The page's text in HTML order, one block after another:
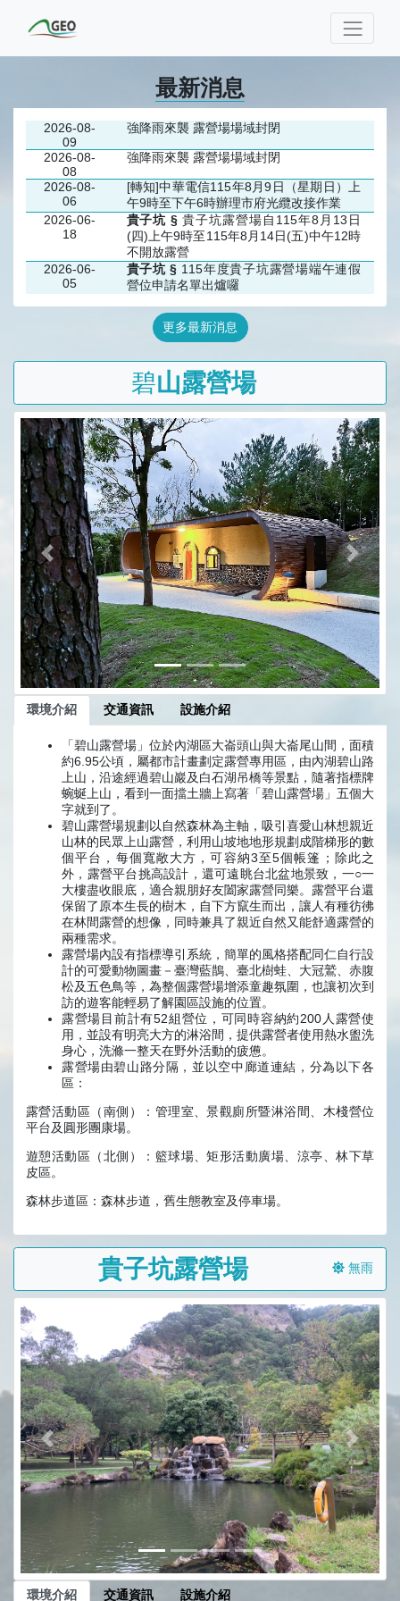
最新消息
2026-08-
09
強降雨來襲 露營場場域封閉
2026-08-
08
強降雨來襲 露營場場域封閉
2026-08-
06
[轉知]中華電信115年8月9日（星期日）上
午9時至下午6時辦理市府光纜改接作業
2026-06-
18
貴子坑 §貴子坑露營場自115年8月13日
(四)上午9時至115年8月14日(五)中午12時
不開放露營
2026-06-
05
貴子坑 § 115年度貴子坑露營場端午連假
營位申請名單出爐囉
更多最新消息
碧山露營場
前一張 下一張
環境介紹 交通資訊 設施介紹
「碧山露營場」位於內湖區大崙頭山與大崙尾山間，面積
約6.95公頃，屬都市計畫劃定露營專用區，由內湖碧山路
上山，沿途經過碧山巖及白石湖吊橋等景點，隨著指標牌
蜿蜒上山，看到一面擋土牆上寫著「碧山露營場」五個大
字就到了。
碧山露營場規劃以自然森林為主軸，吸引喜愛山林想親近
山林的民眾上山露營，利用山坡地地形規劃成階梯形的數
個平台，每個寬敞大方，可容納3至5個帳篷；除此之
外，露營平台挑高設計，還可遠眺台北盆地景致，一○一
大樓盡收眼底，適合親朋好友闔家露營同樂。露營平台還
保留了原本生長的樹木，自下方竄生而出，讓人有種彷彿
在林間露營的想像，同時兼具了親近自然又能舒適露營的
兩種需求。
露營場內設有指標導引系統，簡單的風格搭配同仁自行設
計的可愛動物圖畫－臺灣藍鵲、臺北樹蛙、大冠鷲、赤腹
松及五色鳥等，為整個露營場增添童趣氛圍，也讓初次到
訪的遊客能輕易了解園區設施的位置。
露營場目前計有52組營位，可同時容納約200人露營使
用，並設有明亮大方的淋浴間，提供露營者使用熱水盥洗
身心，洗滌一整天在野外活動的疲憊。
露營場由碧山路分隔，並以空中廊道連結，分為以下各
區：
露營活動區（南側）：管理室、景觀廁所暨淋浴間、木棧營位
平台及圓形團康場。
遊憩活動區（北側）：籃球場、矩形活動廣場、涼亭、林下草
皮區。
森林步道區：森林步道，舊生態教室及停車場。
貴子坑露營場 無雨
前一張 下一張
環境介紹 交通資訊 設施介紹